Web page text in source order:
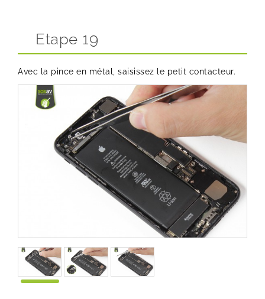
Etape 19
Avec la pince en métal, saisissez le petit contacteur.